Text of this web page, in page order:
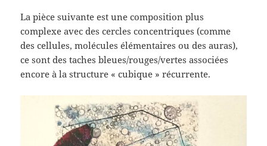
La pièce suivante est une composition plus
complexe avec des cercles concentriques (comme
des cellules, molécules élémentaires ou des auras),
ce sont des taches bleues/rouges/vertes associées
encore à la structure « cubique » récurrente.